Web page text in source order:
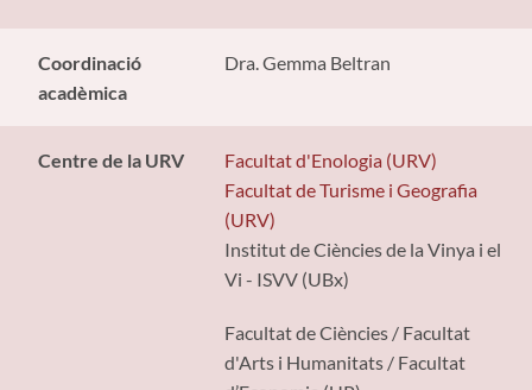
Coordinació
acadèmica
Dra. Gemma Beltran
Centre de la URV
Facultat d'Enologia (URV)
Facultat de Turisme i Geografia
(URV)
Institut de Ciències de la Vinya i el
Vi - ISVV (UBx)
Facultat de Ciències / Facultat
d'Arts i Humanitats / Facultat